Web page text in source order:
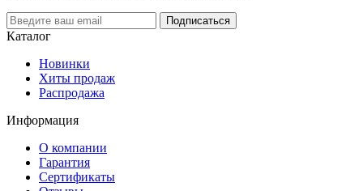
Каталог
Новинки
Хиты продаж
Распродажа
Информация
О компании
Гарантия
Сертификаты